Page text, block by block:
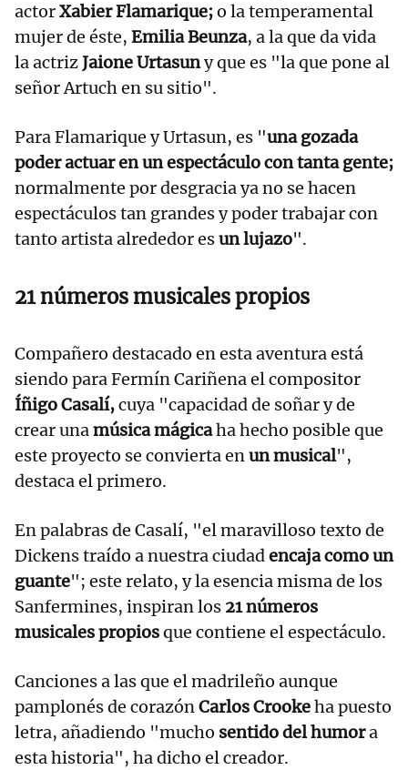
actorXabier Flamarique;o la temperamental
mujer de éste, Emilia Beunza, a la que da vida
la actrizJaione Urtasuny que es "la que pone al
señor Artuch en su sitio".
Para Flamarique y Urtasun, es "una gozada
poder actuar en un espectáculo con tanta gente;
normalmente por desgracia ya no se hacen
espectáculos tan grandes y poder trabajar con
tanto artista alrededor esun lujazo".
21 números musicales propios
Compañero destacado en esta aventura está
siendo para Fermín Cariñena el compositor
Íñigo Casalí,cuya "capacidad de soñar y de
crear unamúsica mágicaha hecho posible que
este proyecto se convierta enun musical",
destaca el primero.
En palabras de Casalí, "el maravilloso texto de
Dickens traído a nuestra ciudadencaja como un
guante"; este relato, y la esencia misma de los
Sanfermines, inspiran los 21 números
musicales propiosque contiene el espectáculo.
Canciones a las que el madrileño aunque
pamplonés de corazónCarlos Crookeha puesto
letra, añadiendo "mucho sentido del humora
esta historia", ha dicho el creador.